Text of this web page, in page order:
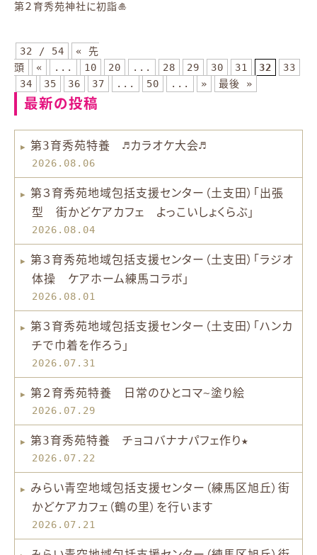
第２育秀苑神社に初詣🎍
32 / 54
« 先
頭
« ... 10 20 ... 28 29 30 31 32
33
34
35 36 37 ... 50 ... » 最後 »
最新の投稿
第3育秀苑特養 ♬カラオケ大会♬
2026.08.06
第３育秀苑地域包括支援センター（土支田）「出張
型 街かどケアカフェ よっこいしょくらぶ」
2026.08.04
第３育秀苑地域包括支援センター（土支田）「ラジオ
体操 ケアホーム練馬コラボ」
2026.08.01
第３育秀苑地域包括支援センター（土支田）「ハンカ
チで巾着を作ろう」
2026.07.31
第２育秀苑特養 日常のひとコマ~塗り絵
2026.07.29
第3育秀苑特養 チョコバナナパフェ作り★
2026.07.22
みらい青空地域包括支援センター（練馬区旭丘）街
かどケアカフェ（鶴の里）を行います
2026.07.21